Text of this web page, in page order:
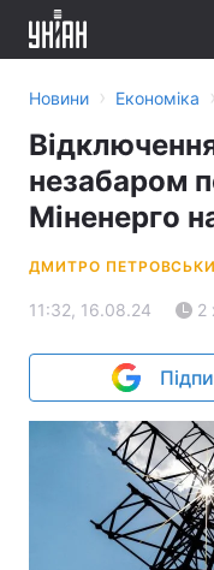
Новини › Економіка ›
незабаром
Міненерго
ДМИТРО
11:32, 16.08.24 2